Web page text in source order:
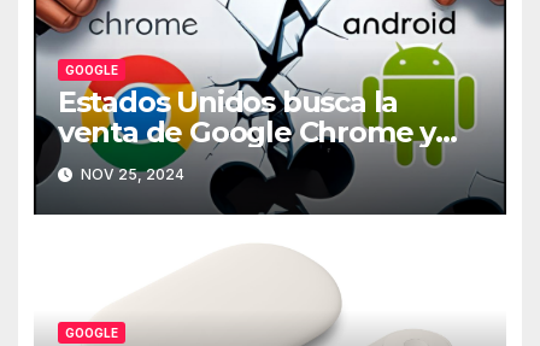
GOOGLE
Estados Unidos busca la
venta de Google Chrome y
Android
NOV 25, 2024
GOOGLE